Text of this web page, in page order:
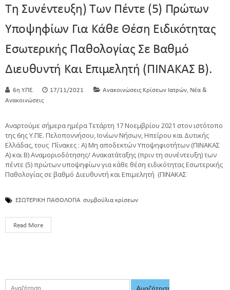
Τη Συνέντευξη) Των Πέντε (5) Πρώτων
Υποψηφίων Για Κάθε Θέση Ειδικότητας
Εσωτερικής Παθολογίας Σε Βαθμό
Διευθυντή Και Επιμελητή (ΠΙΝΑΚΑΣ Β).
6η Υ.ΠΕ. 17/11/2021 Ανακοινώσεις Κρίσεων Ιατρών, Νέα &
Ανακοινώσεις
Αναρτούμε σήμερα ημέρα Τετάρτη 17 Νοεμβρίου 2021 στον ιστότοπο
της 6ης Υ.ΠΕ. Πελοποννήσου, Ιονίων Νήσων, Ηπείρου και Δυτικής
Ελλάδας, τους Πίνακες : Α) Μη αποδεκτών Υποψηφιοτήτων (ΠΙΝΑΚΑΣ
Α) και Β) Αναμοριοδότησης/ Ανακατάταξης (πριν τη συνέντευξη) των
πέντε (5) πρώτων υποψηφίων για κάθε θέση ειδικότητας Εσωτερικής
Παθολογίας σε βαθμό Διευθυντή και Επιμελητή (ΠΙΝΑΚΑΣ
ΕΣΩΤΕΡΙΚΗ ΠΑΘΟΛΟΓΙΑ συμβούλια κρίσεων
Read More